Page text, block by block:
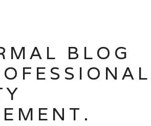
BLOG